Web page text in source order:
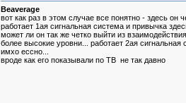
Beaverage
вот как раз в этом случае все понятно - здесь он
работает 1ая сигнальная система и привычка
может ли он так же четко выйти из
более высокие уровни... работает 2ая
имхо ессно...
вроде как его показывали по ТВ не так давно